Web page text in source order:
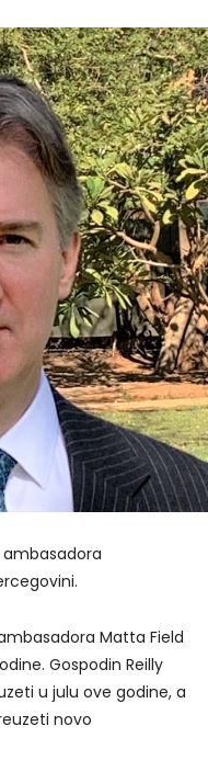
ambasadora
Matta Field
Gospodin Reilly
u julu ove godine, a
novo